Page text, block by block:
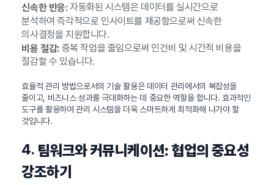
신속한 반응:자동화된 시스템은 데이터를 실시간으로
분석하여 즉각적으로 인사이트를 제공함으로써 신속한
의사결정을 지원합니다.
비용 절감:중복 작업을 줄임으로써 인건비 및 시간적 비용을
절감할 수 있습니다.
효율적 관리 방법으로서의 기술 활용은 데이터 관리에서의 복잡성을
줄이고, 비즈니스 성과를 극대화하는 데 중요한 역할을 합니다. 효과적인
도구를 활용하여 관리 시스템을 더욱 스마트하게 최적화해 나가야 할
것입니다.
4. 팀워크와 커뮤니케이션: 협업의 중요성
강조하기